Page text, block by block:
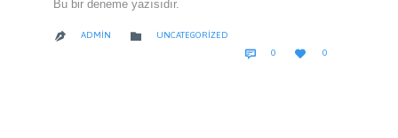
Bu bir deneme yazısıdır.
 ADMIN  CATEGORY
UNCATEGORIZED
 0 COMMENTS

LOVE
IT
0